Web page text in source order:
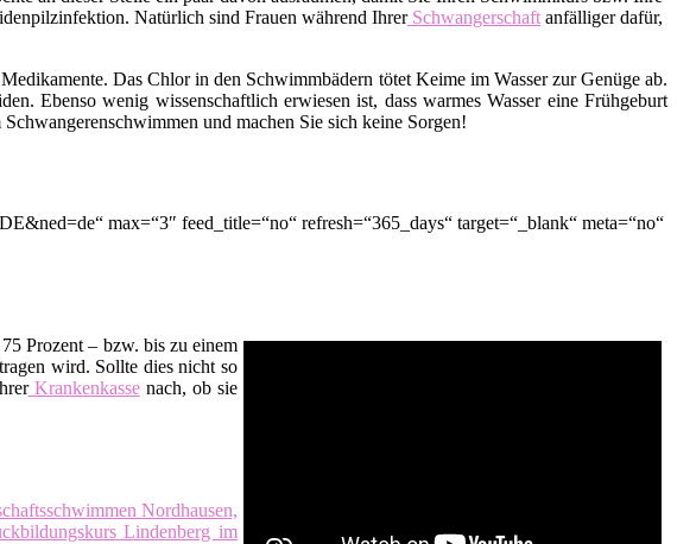
Natürlich sind Frauen während IhrerSchwangerschaft anfälliger dafür,
Das Chlor in den Schwimmbädern tötet Keime im Wasser zur Genüge ab.
Ebenso wenig wissenschaftlich erwiesen ist, dass warmes Wasser eine Frühgeburt
und machen Sie sich keine Sorgen!
max=“3″ feed_title=“no“ refresh=“365_days“ target=“_blank“ meta=“no“
Prozent – bzw. bis zu einem
wird. Sollte dies nicht so
Krankenkassenach, ob sie
Nordhausen,
Lindenberg im